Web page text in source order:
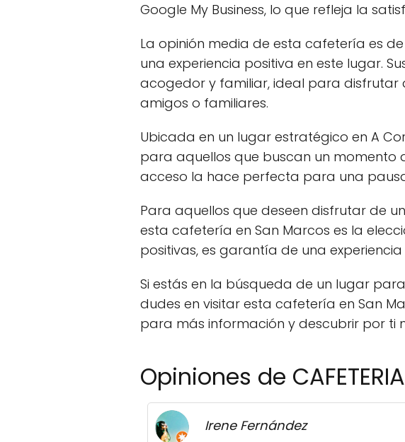
Google My Business, lo que refleja la
La opinión media de esta cafetería es de
una experiencia positiva en este lugar.
acogedor y familiar, ideal para
amigos o familiares.
Ubicada en un lugar estratégico en A
para aquellos que buscan un momento
acceso la hace perfecta para una
Para aquellos que deseen disfrutar de
esta cafetería en San Marcos es la
positivas, es garantía de una
Si estás en la búsqueda de un lugar
dudes en visitar esta cafetería en San
para más información y descubrir por ti
Opiniones de
Irene Fernández